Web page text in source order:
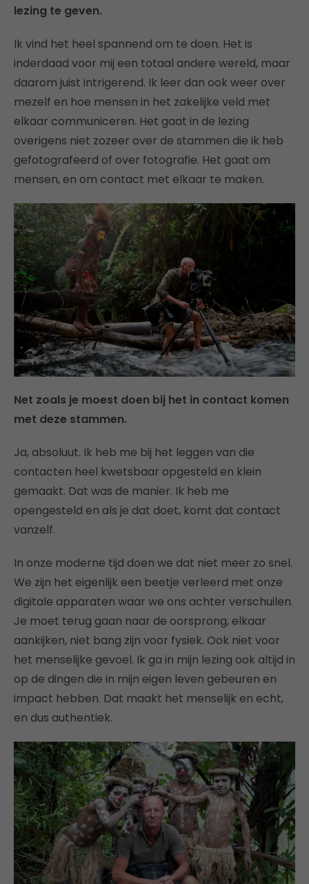
lezing te geven.
Ik vind het heel spannend om te doen. Het is
inderdaad voor mij een totaal andere wereld, maar
daarom juist intrigerend. Ik leer dan ook weer over
mezelf en hoe mensen in het zakelijke veld met
elkaar communiceren. Het gaat in de lezing
overigens niet zozeer over de stammen die ik heb
gefotografeerd of over fotografie. Het gaat om
mensen, en om contact met elkaar te maken.
Net zoals je moest doen bij het in contact komen
met deze stammen.
Ja, absoluut. Ik heb me bij het leggen van die
contacten heel kwetsbaar opgesteld en klein
gemaakt. Dat was de manier. Ik heb me
opengesteld en als je dat doet, komt dat contact
vanzelf.
In onze moderne tijd doen we dat niet meer zo snel.
We zijn het eigenlijk een beetje verleerd met onze
digitale apparaten waar we ons achter verschuilen.
Je moet terug gaan naar de oorsprong, elkaar
aankijken, niet bang zijn voor fysiek. Ook niet voor
het menselijke gevoel. Ik ga in mijn lezing ook altijd in
op de dingen die in mijn eigen leven gebeuren en
impact hebben. Dat maakt het menselijk en echt,
en dus authentiek.